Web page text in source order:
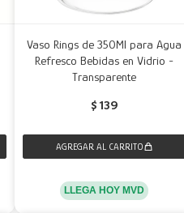
Vaso Rings de 350Ml para Agua
Refresco Bebidas en Vidrio -
Transparente
$ 139
LLEGA HOY MVD